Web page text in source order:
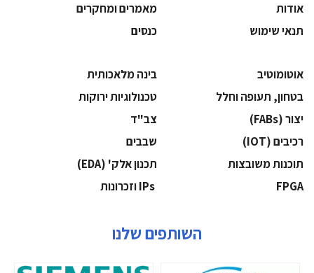
אודות
מאמרים ומחקרים
תנאי שימוש
כנסים
אוטומוטיב
בינה מלאכותית
בטחון, תעופה וחלל
‫טכנולוגיות ירוקות‬
‫יצור (‪(FABs‬‬
‫צב"ד‬
‫רכיבים‬ (IOT)
‫שבבים‬
‫תוכנות משובצות‬
‫תכנון אלק' (‪(EDA‬‬
‫‪FPGA‬‬
השותפים שלנו